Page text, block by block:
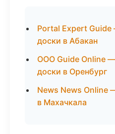
Portal Expert
доски в Абакан
ООО Guide Online
доски в Оренбург
News News Online
в Махачкала